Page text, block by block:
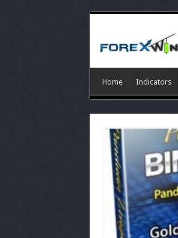
Home Indicators